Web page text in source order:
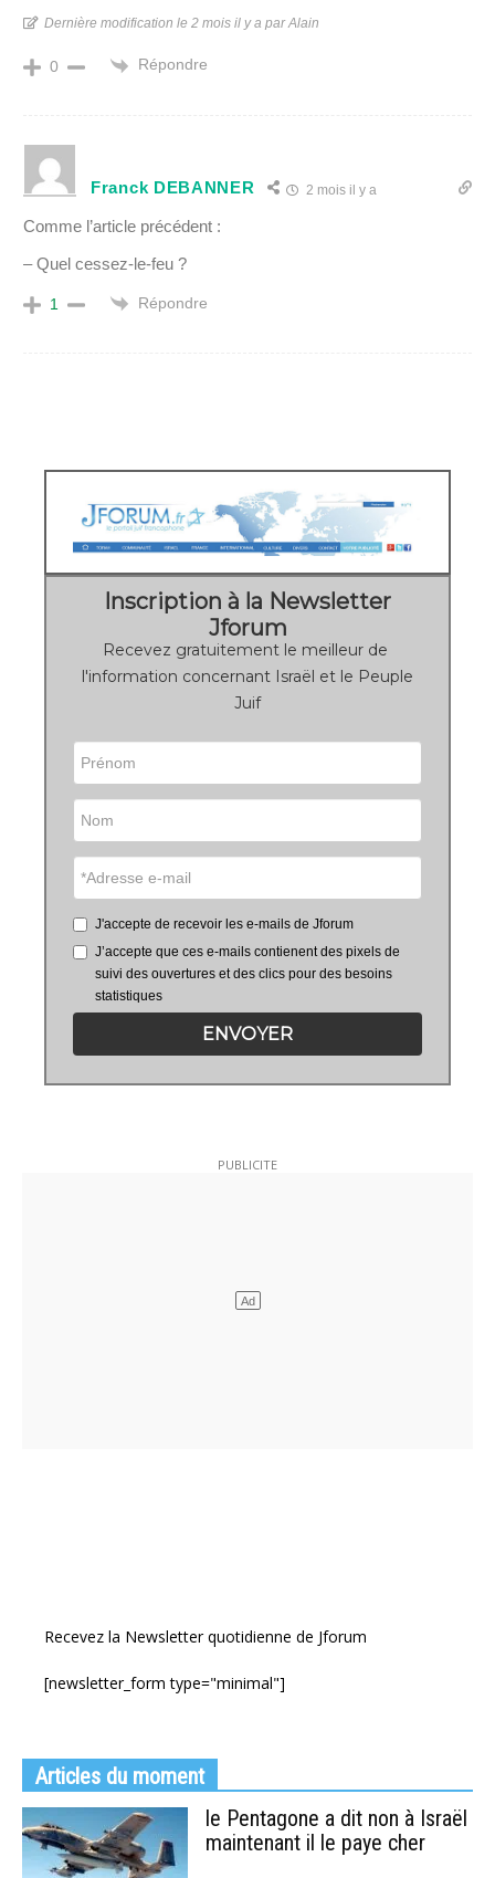
Dernière modification le 2 mois il y a par Alain
0 Répondre
Franck DEBANNER 2 mois il y a
Comme l’article précédent :
– Quel cessez-le-feu ?
1 Répondre
Inscription à la Newsletter
Jforum
Recevez gratuitement le meilleur de
l'information concernant Israël et le Peuple
Juif
J'accepte de recevoir les e-mails de Jforum
J’accepte que ces e-mails contienent des pixels de
suivi des ouvertures et des clics pour des besoins
statistiques
ENVOYER
Recevez la Newsletter quotidienne de Jforum
[newsletter_form type="minimal"]
Articles du moment
le Pentagone a dit non à Israël
maintenant il le paye cher